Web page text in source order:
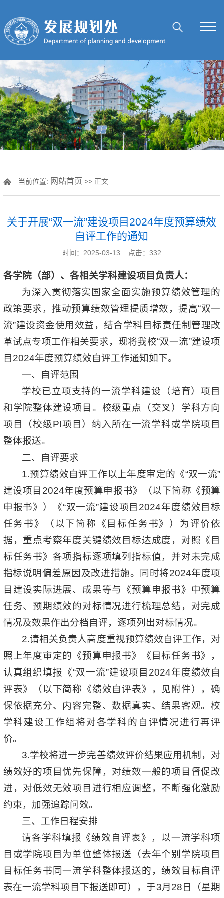
当前位置: 网站首页 >> 正文
关于开展“双一流”建设项目2024年度预算绩效
自评工作的通知
时间：2025-03-13 点击： 332
各学院（部）、各相关学科建设项目负责人：
为深入贯彻落实国家全面实施预算绩效管理的
政策要求，推动预算绩效管理提质增效，提高“双一
流”建设资金使用效益，结合学科目标责任制管理改
革试点专项工作相关要求，现将我校“双一流”建设项
目2024年度预算绩效自评工作通知如下。
一、自评范围
学校已立项支持的一流学科建设（培育）项目
和学院整体建设项目。校级重点（交叉）学科方向
项目（校级PI项目）纳入所在一流学科或学院项目
整体报送。
二、自评要求
1.预算绩效自评工作以上年度审定的《“双一流”
建设项目2024年度预算申报书》（以下简称《预算
申报书》）《“双一流”建设项目2024年度绩效目标
任务书》（以下简称《目标任务书》）为评价依
据，重点考察年度关键绩效目标达成度，对照《目
标任务书》各项指标逐项填列指标值，并对未完成
指标说明偏差原因及改进措施。同时将2024年度项
目建设实际进展、成果等与《预算申报书》中预算
任务、预期绩效的对标情况进行梳理总结，对完成
情况及效果作出分档自评，逐项列出对标情况。
2.请相关负责人高度重视预算绩效自评工作，对
照上年度审定的《预算申报书》《目标任务书》，
认真组织填报《“双一流”建设项目2024年度绩效自
评表》（以下简称《绩效自评表》，见附件），确
保依据充分、内容完整、数据真实、结果客观。校
学科建设工作组将对各学科的自评情况进行再评
价。
3.学校将进一步完善绩效评价结果应用机制，对
绩效好的项目优先保障，对绩效一般的项目督促改
进，对低效无效项目进行相应调整，不断强化激励
约束，加强追踪问效。
三、工作日程安排
请各学科填报《绩效自评表》，以一流学科项
目或学院项目为单位整体报送（去年个别学院项目
目标任务书同一流学科整体报送的，绩效目标自评
表在一流学科项目下报送即可），于3月28日（星期